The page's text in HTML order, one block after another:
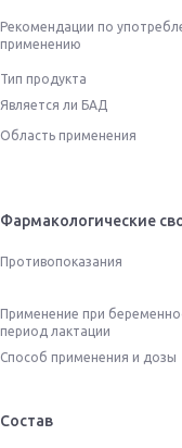
Рекомендации по
применению
Тип продукта
Является ли БАД
Область применения
Фармакологические
Противопоказания
Применение при
период лактации
Способ применения и дозы
Состав